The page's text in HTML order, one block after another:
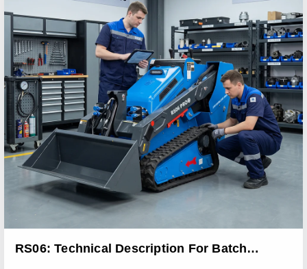
RS06: Technical Description For Batch